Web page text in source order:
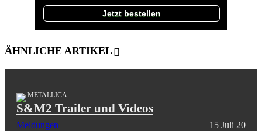
Jetzt bestellen
ÄHNLICHE ARTIKEL
METALLICA
S&M2 Trailer und Videos
Meldungen 15 Juli 20